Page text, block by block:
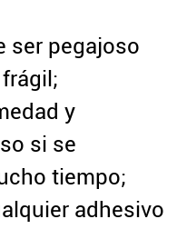
ser pegajoso
y
si se
tiempo;
adhesivo